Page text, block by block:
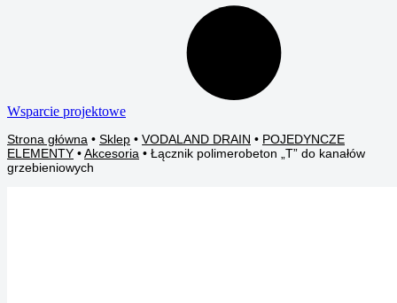
Wsparcie projektowe
Strona główna • Sklep • VODALAND DRAIN • POJEDYNCZE
ELEMENTY •Akcesoria • Łącznik polimerobeton „T” do kanałów
grzebieniowych